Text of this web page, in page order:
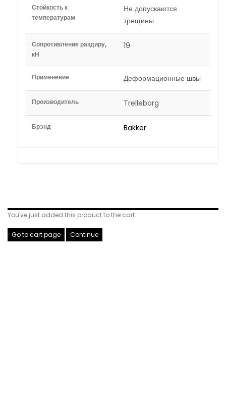
Стойкость к
температурам
Не допускаются
трещины
Сопротивление раздиру,
кН
19
Применение Деформационные швы
Производитель Trelleborg
Брэнд Bakker
You've just added this product to the cart:
Go to cart page Continue